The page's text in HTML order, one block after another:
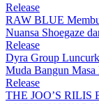
Release
RAW BLUE
Nuansa Shoegaze
Release
Dyra Group
Muda Bangun Masa
Release
THE JOO’S